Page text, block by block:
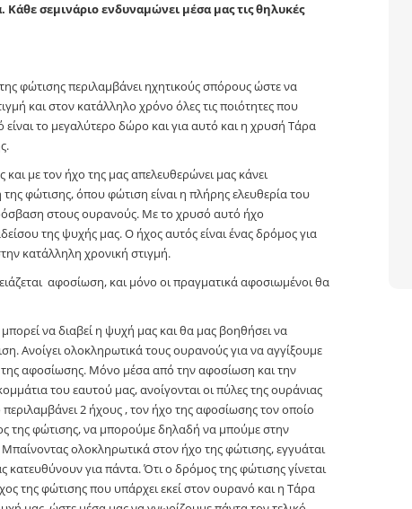
σεμινάριο ενδυναμώνει μέσα μας τις θηλυκές
φώτισης περιλαμβάνει ηχητικούς σπόρους ώστε να
και στον κατάλληλο χρόνο όλες τις ποιότητες που
το μεγαλύτερο δώρο και για αυτό και η χρυσή Τάρα
με τον ήχο της μας απελευθερώνει μας κάνει
φώτισης, όπου φώτιση είναι η πλήρης ελευθερία του
στους ουρανούς. Με το χρυσό αυτό ήχο
της ψυχής μας. Ο ήχος αυτός είναι ένας δρόμος για
κατάλληλη χρονική στιγμή.
αφοσίωση, και μόνο οι πραγματικά αφοσιωμένοι θα
να διαβεί η ψυχή μας και θα μας βοηθήσει να
Ανοίγει ολοκληρωτικά τους ουρανούς για να αγγίξουμε
αφοσίωσης. Μόνο μέσα από την αφοσίωση και την
του εαυτού μας, ανοίγονται οι πύλες της ουράνιας
2 ήχους , τον ήχο της αφοσίωσης τον οποίο
της φώτισης, να μπορούμε δηλαδή να μπούμε στην
ολοκληρωτικά στον ήχο της φώτισης, εγγυάται
κατευθύνουν για πάντα. Ότι ο δρόμος της φώτισης γίνεται
της φώτισης που υπάρχει εκεί στον ουρανό και η Τάρα